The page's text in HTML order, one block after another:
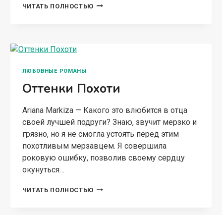
ЧИТАТЬ ПОЛНОСТЬЮ В
ЛЮБОВНЫЕ РОМАНЫ
Оттенки Похоти
Ariana Markiza — Какого это влюбится в отца
своей лучшей подруги? Знаю, звучит мерзко и
грязно, но я не смогла устоять перед этим
похотливым мерзавцем. Я совершила
роковую ошибку, позволив своему сердцу
окунуться…
ЧИТАТЬ ПОЛНОСТЬЮ ОТТЕНКИ